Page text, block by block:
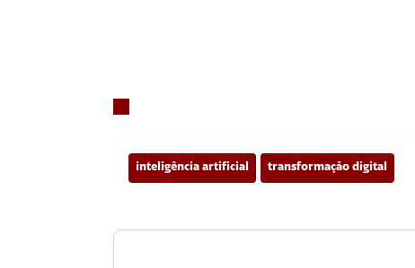
inteligência artificial transformação digital